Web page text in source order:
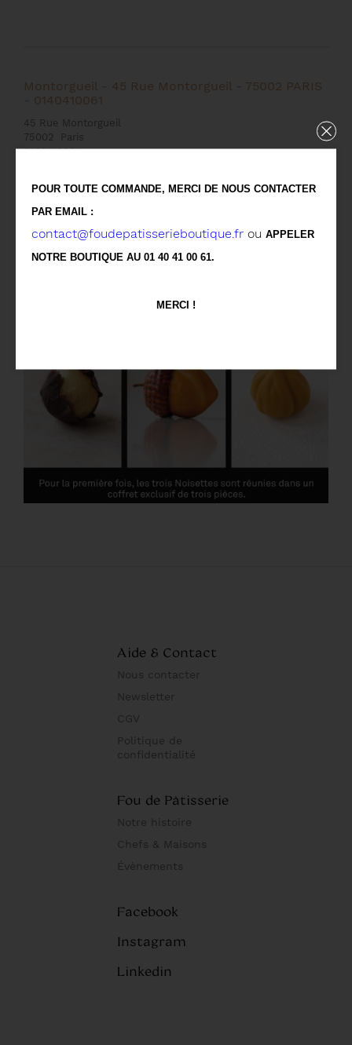
POUR TOUTE COMMANDE, MERCI DE NOUS CONTACTER
PAR EMAIL :
contact@foudepatisserieboutique.fr ou APPELER
NOTRE BOUTIQUE AU 01 40 41 00 61.
MERCI !
Montorgueil - 45 Rue Montorgueil - 75002 PARIS
- 0140410061
45 Rue Montorgueil
75002
Paris
0140410061
13 juin 2026 10h00 à 20h00
Aide & Contact
Nous contacter
Newsletter
CGV
Politique de
confidentialité
Fou de Pâtisserie
Notre histoire
Chefs & Maisons
Évènements
Facebook
Instagram
Linkedin